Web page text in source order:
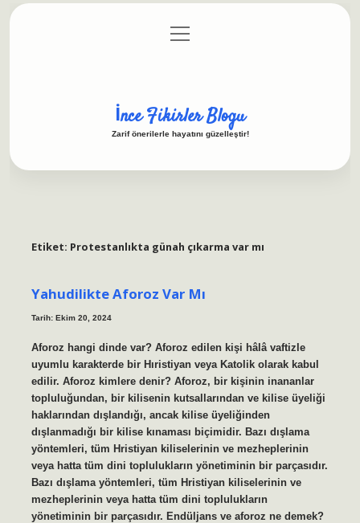
Gizlilik Politikası
menüyü
aç
İnce Fikirler Blogu
Zarif önerilerle hayatını güzelleştir!
Etiket: Protestanlıkta günah çıkarma var mı
Yahudilikte Aforoz Var Mı
Tarih: Ekim 20, 2024
Aforoz hangi dinde var? Aforoz edilen kişi hâlâ vaftizle
uyumlu karakterde bir Hıristiyan veya Katolik olarak kabul
edilir. Aforoz kimlere denir? Aforoz, bir kişinin inananlar
topluluğundan, bir kilisenin kutsallarından ve kilise üyeliği
haklarından dışlandığı, ancak kilise üyeliğinden
dışlanmadığı bir kilise kınaması biçimidir. Bazı dışlama
yöntemleri, tüm Hristiyan kiliselerinin ve mezheplerinin
veya hatta tüm dini toplulukların yönetiminin bir parçasıdır.
Bazı dışlama yöntemleri, tüm Hristiyan kiliselerinin ve
mezheplerinin veya hatta tüm dini toplulukların
yönetiminin bir parçasıdır. Endüljans ve aforoz ne demek?